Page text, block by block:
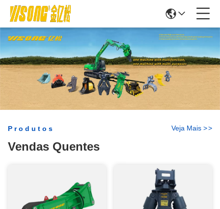
Produtos
Vendas Quentes
Veja Mais >>